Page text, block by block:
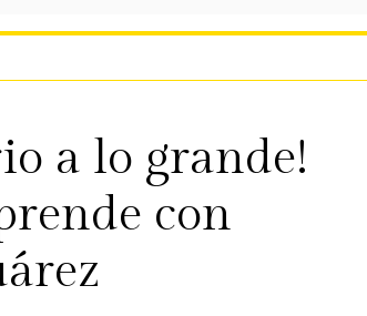
a lo grande!
con